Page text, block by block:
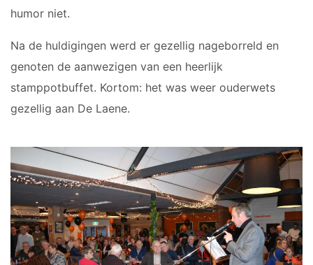
humor niet.
Na de huldigingen werd er gezellig nageborreld en
genoten de aanwezigen van een heerlijk
stamppotbuffet. Kortom: het was weer ouderwets
gezellig aan De Laene.